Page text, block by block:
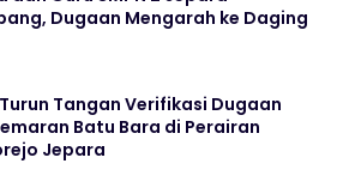
Dugaan Mengarah ke Daging
Turun Tangan Verifikasi Dugaan
Batu Bara di Perairan
Jepara